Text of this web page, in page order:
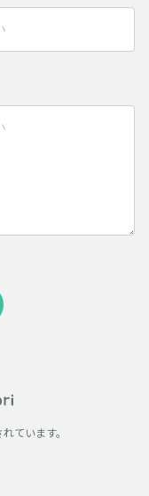
ています。